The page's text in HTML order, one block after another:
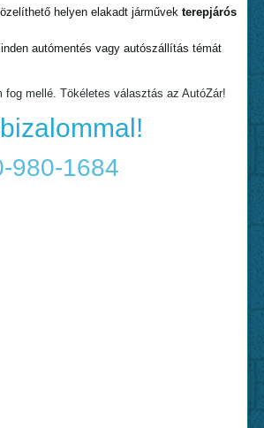
helyen elakadt járművek terepjárós
autómentés vagy autószállítás témát
fog mellé. Tökéletes választás az AutóZár!
980-1684